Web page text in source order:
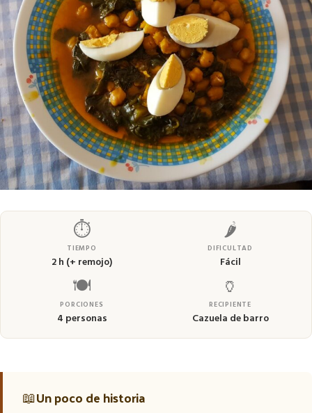
⏱
TIEMPO
2 h (+ remojo)
🌶
DIFICULTAD
Fácil
🍽
PORCIONES
4 personas
🏺
RECIPIENTE
Cazuela de barro
📖Un poco de historia